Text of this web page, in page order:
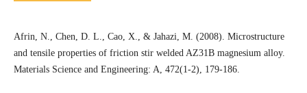
Afrin, N., Chen, D. L., Cao, X., & Jahazi, M. (2008). Microstructure
and tensile properties of friction stir welded AZ31B magnesium alloy.
Materials Science and Engineering: A, 472(1-2), 179-186.